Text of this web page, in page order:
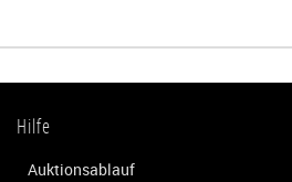
Hilfe
Auktionsablauf